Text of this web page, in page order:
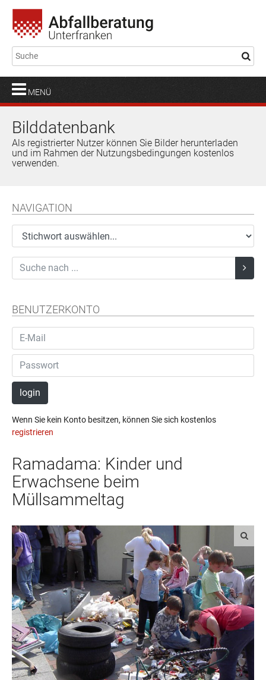
MENÜ
Bilddatenbank
Als registrierter Nutzer können Sie Bilder herunterladen
und im Rahmen der Nutzungsbedingungen kostenlos
verwenden.
NAVIGATION
BENUTZERKONTO
login
Wenn Sie kein Konto besitzen, können Sie sich kostenlos
registrieren
Ramadama: Kinder und
Erwachsene beim
Müllsammeltag